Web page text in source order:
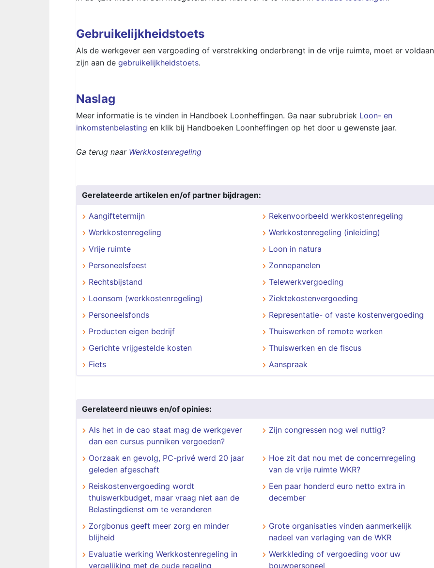
Gebruikelijkheidstoets
Als de werkgever een vergoeding of verstrekking onderbrengt in de vrije ruimte, moet er voldaan
zijn aan de gebruikelijkheidstoets.
Naslag
Meer informatie is te vinden in Handboek Loonheffingen. Ga naar subrubriek Loon- en
inkomstenbelasting en klik bij Handboeken Loonheffingen op het door u gewenste jaar.
Ga terug naar Werkkostenregeling
Gerelateerde artikelen en/of partner bijdragen:
Aangiftetermijn
Rekenvoorbeeld werkkostenregeling
Werkkostenregeling
Werkkostenregeling (inleiding)
Vrije ruimte
Loon in natura
Personeelsfeest
Zonnepanelen
Rechtsbijstand
Telewerkvergoeding
Loonsom (werkkostenregeling)
Ziektekostenvergoeding
Personeelsfonds
Representatie- of vaste kostenvergoeding
Producten eigen bedrijf
Thuiswerken of remote werken
Gerichte vrijgestelde kosten
Thuiswerken en de fiscus
Fiets
Aanspraak
Gerelateerd nieuws en/of opinies:
Als het in de cao staat mag de werkgever
dan een cursus punniken vergoeden?
Zijn congressen nog wel nuttig?
Oorzaak en gevolg, PC-privé werd 20 jaar
geleden afgeschaft
Hoe zit dat nou met de concernregeling
van de vrije ruimte WKR?
Reiskostenvergoeding wordt
thuiswerkbudget, maar vraag niet aan de
Belastingdienst om te veranderen
Een paar honderd euro netto extra in
december
Zorgbonus geeft meer zorg en minder
blijheid
Grote organisaties vinden aanmerkelijk
nadeel van verlaging van de WKR
Evaluatie werking Werkkostenregeling in
vergelijking met de oude regeling
Werkkleding of vergoeding voor uw
bouwpersoneel